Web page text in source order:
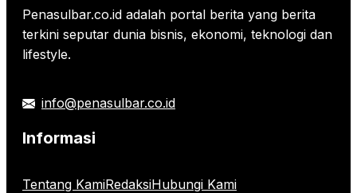
Penasulbar.co.id adalah portal berita yang berita
terkini seputar dunia bisnis, ekonomi, teknologi dan
lifestyle.
info@penasulbar.co.id
Informasi
Tentang KamiRedaksiHubungi Kami